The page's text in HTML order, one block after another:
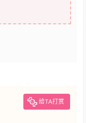
给TA打赏